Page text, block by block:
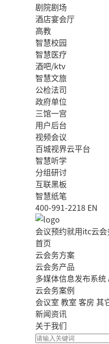
剧院剧场
酒店宴会厅
高教
智慧校园
智慧医疗
酒吧/ktv
智慧文旅
公检法司
政府单位
三馆一宫
用户后台
视频会议
百城视界云平台
智慧听学
分组研讨
互联黑板
智慧纸笔
400-991-2218 EN
会议预约就用itc云
首页
云会务方案
云会务产品
多媒体信息发布系统
云会务案例
会议室 教室 客房 其
新闻资讯
关于我们